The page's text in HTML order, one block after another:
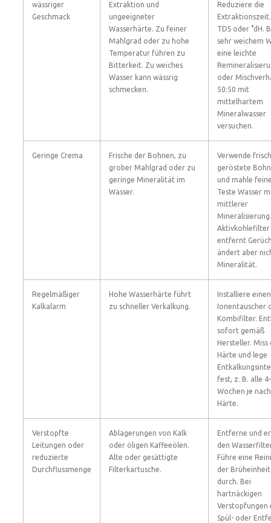
wässriger
Geschmack
Extraktion und
ungeeigneter
Wasserhärte. Zu feiner
Mahlgrad oder zu hohe
Temperatur führen zu
Bitterkeit. Zu weiches
Wasser kann wässrig
schmecken.
Reduziere die
Extraktionszeit.
TDS oder °dH.
sehr weichem
eine leichte
oder
50:50 mit
mittelhartem
Mineralwasser
versuchen.
Geringe Crema
Frische der Bohnen, zu
grober Mahlgrad oder zu
geringe Mineralität im
Wasser.
Verwende frisch
geröstete
und mahle
Teste Wasser
mittlerer
Aktivkohlefilter
entfernt
ändert aber
Mineralität.
Regelmäßiger
Kalkalarm
Hohe Wasserhärte führt
zu schneller Verkalkung.
Installiere einen
Ionentauscher
Kombifilter.
sofort gemäß
Hersteller. Miss
Härte und lege
fest, z. B. alle
Wochen je nach
Härte.
Verstopfte
Leitungen oder
reduzierte
Durchflussmenge
Ablagerungen von Kalk
oder öligen Kaffeeölen.
Alte oder gesättigte
Filterkartusche.
Entferne und
den
Führe eine
der Brüheinheit
durch. Bei
hartnäckigen
Verstopfungen
Spül- oder